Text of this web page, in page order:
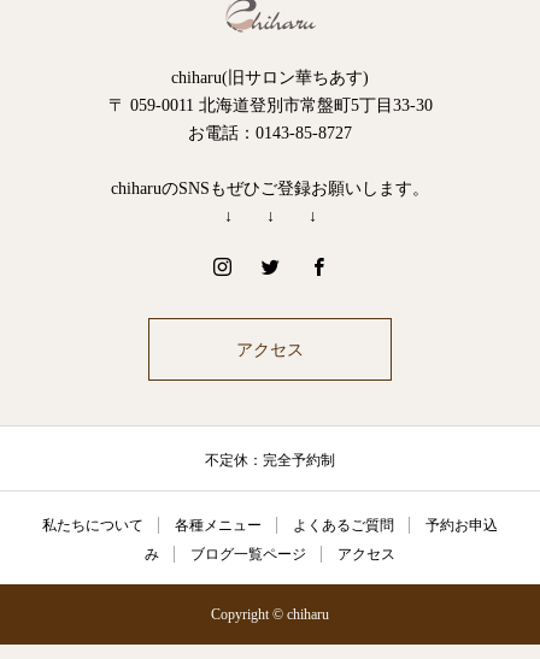
chiharu(旧サロン華ちあす)
〒 059-0011 北海道登別市常盤町5丁目33-30
お電話：0143-85-8727
chiharuのSNSもぜひご登録お願いします。
↓ ↓ ↓
アクセス
不定休：完全予約制
私たちについて 各種メニュー よくあるご質問
予約お申込
み
ブログ一覧ページ アクセス
Copyright © chiharu